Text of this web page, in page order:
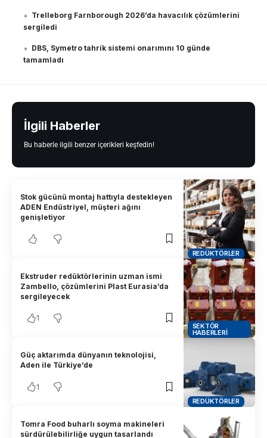
Trelleborg Farnborough 2026’da havacılık çözümlerini
sergiledi
DBS, Symetro tahrik sistemi onarımını 10 günde
tamamladı
İlgili Haberler
Bu haberle ilgili benzer içerikleri keşfedin!
REDÜKTÖRLER
Stok gücünü montaj hattıyla destekleyen
ADEN Endüstriyel, müşteri ağını
genişletiyor
SEKTÖR
HABERLERI
Ekstruder redüktörlerinin uzman ismi
Zambello, çözümlerini Plast Eurasia’da
sergileyecek
1
REDÜKTÖRLER
Güç aktarımda dünyanın teknolojisi,
Aden ile Türkiye’de
1
Tomra Food buharlı soyma makineleri
sürdürülebilirliğe uygun tasarlandı